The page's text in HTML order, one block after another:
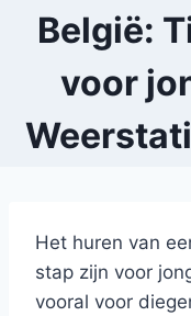
België:
voor
Het huren van
stap zijn voor
vooral voor